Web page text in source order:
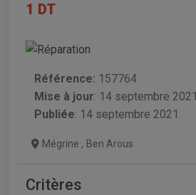
1 DT
Référence: 157764
Mise à jour: 14 septembre 2021
Publiée: 14 septembre 2021
Mégrine , Ben Arous
Critères